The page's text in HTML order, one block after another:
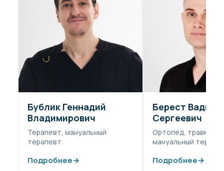
Бублик Геннадий
Владимирович
Терапевт, мануальный
терапевт
Подробнее→
Берест Вадим
Сергеевич
Ортопед,
мануальный
Подробнее→